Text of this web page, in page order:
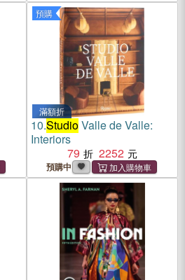
預購
滿額折
10.StudioValle de Valle:
Interiors
79
2252
預購中